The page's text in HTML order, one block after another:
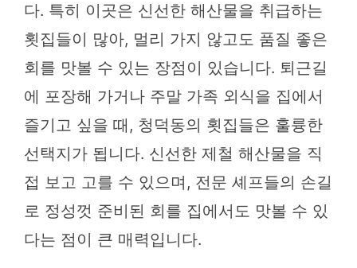
다. 특히 이곳은 신선한 해산물을 취급하는
횟집들이 많아, 멀리 가지 않고도 품질 좋은
회를 맛볼 수 있는 장점이 있습니다. 퇴근길
에 포장해 가거나 주말 가족 외식을 집에서
즐기고 싶을 때, 청덕동의 횟집들은 훌륭한
선택지가 됩니다. 신선한 제철 해산물을 직
접 보고 고를 수 있으며, 전문 셰프들의 손길
로 정성껏 준비된 회를 집에서도 맛볼 수 있
다는 점이 큰 매력입니다.